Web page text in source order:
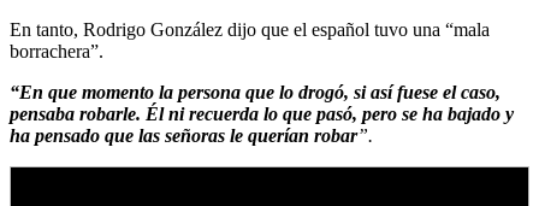
En tanto, Rodrigo González dijo que el español tuvo una “mala
borrachera”.
“En que momento la persona que lo drogó, si así fuese el caso,
pensaba robarle. Él ni recuerda lo que pasó, pero se ha bajado y
ha pensado que las señoras le querían robar”.